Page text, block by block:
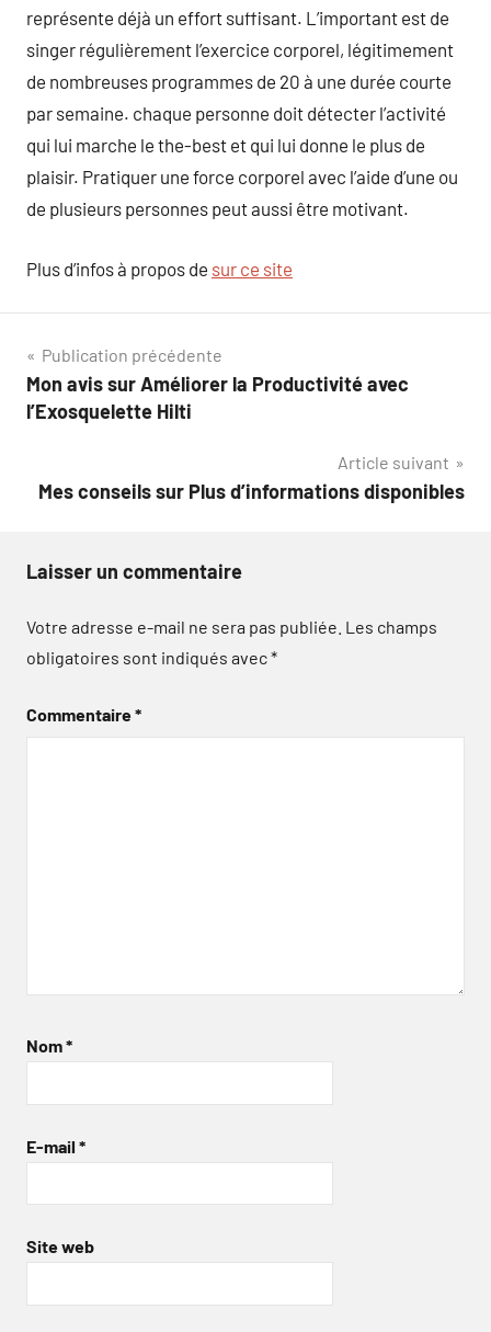
représente déjà un effort suffisant. L’important est de
singer régulièrement l’exercice corporel, légitimement
de nombreuses programmes de 20 à une durée courte
par semaine. chaque personne doit détecter l’activité
qui lui marche le the-best et qui lui donne le plus de
plaisir. Pratiquer une force corporel avec l’aide d’une ou
de plusieurs personnes peut aussi être motivant.
Plus d’infos à propos de sur ce site
Navigation
de
Publication précédente
Mon avis sur Améliorer la Productivité avec
l’Exosquelette Hilti
Article suivant
Mes conseils sur Plus d’informations disponibles
Laisser un commentaire
Votre adresse e-mail ne sera pas publiée. Les champs
obligatoires sont indiqués avec*
Commentaire*
Nom*
E-mail *
Site web